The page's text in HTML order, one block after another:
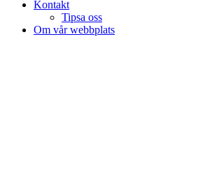
Kontakt
Tipsa oss
Om vår webbplats